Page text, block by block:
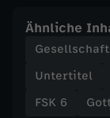
Ähnliche
Gesellschaft
Untertitel
FSK 6